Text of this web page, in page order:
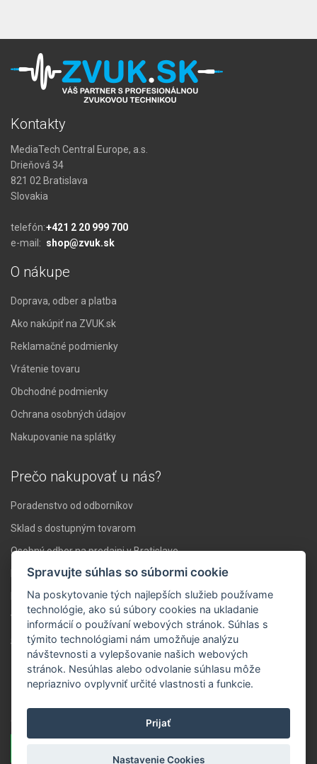
Kontakty
MediaTech Central Europe, a.s.
Drieňová 34
821 02 Bratislava
Slovakia
telefón:+421 2 20 999 700
e-mail: shop@zvuk.sk
O nákupe
Doprava, odber a platba
Ako nakúpiť na ZVUK.sk
Reklamačné podmienky
Vrátenie tovaru
Obchodné podmienky
Ochrana osobných údajov
Nakupovanie na splátky
Prečo nakupovať u nás?
Poradenstvo od odborníkov
Sklad s dostupným tovarom
Osobný odber na predajni v Bratislave
Doprava nad 119 € zadarmo
Expresné doručenie do 24 hodín
Vlastné servisné stredisko
Stabilita a skúsenosti
Novinky ZVUK.sk
Zaregistrujte sa a dostávajte správy o novinkách a akciách na Váš
Spravujte súhlas so súbormi cookie
Na poskytovanie tých najlepších služieb používame
technológie, ako sú súbory cookies na ukladanie
informácií o používaní webových stránok. Súhlas s
týmito technológiami nám umožňuje analýzu
návštevnosti a vylepšovanie našich webových
stránok. Nesúhlas alebo odvolanie súhlasu môže
nepriaznivo ovplyvniť určité vlastnosti a funkcie.
Prijať
Nastavenie Cookies